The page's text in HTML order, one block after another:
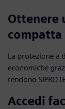
Ottenere
compatta
La protezione a
economiche
rendono
Accedi